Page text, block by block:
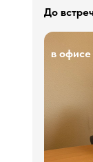
До
в офисе